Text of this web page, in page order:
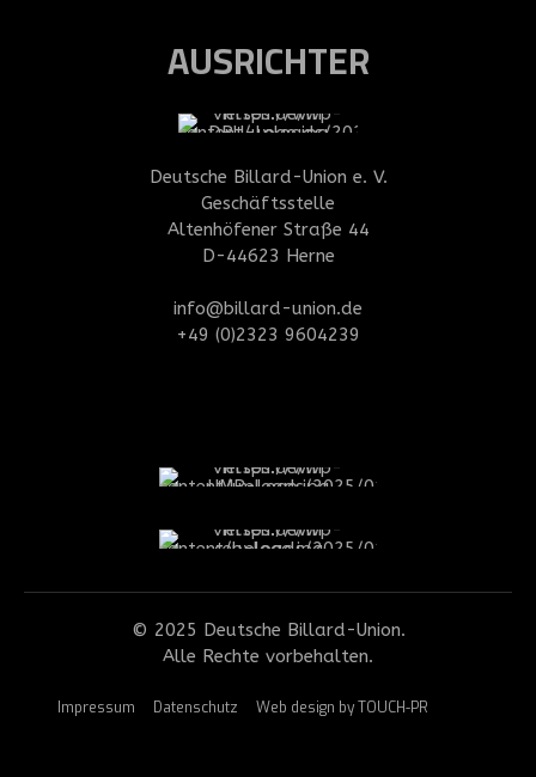
AUSRICHTER
Deutsche Billard-Union e. V.
Geschäftsstelle
Altenhöfener Straße 44
D-44623 Herne
info@billard-union.de
+49 (0)2323 9604239
© 2025 Deutsche Billard-Union.
Alle Rechte vorbehalten.
Impressum Datenschutz Web design by TOUCH-PR